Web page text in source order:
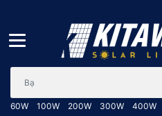
60W 100W 200W 300W 400W